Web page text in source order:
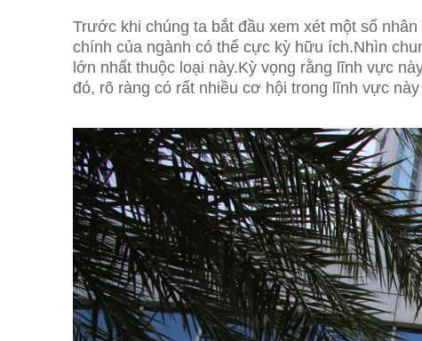
Trước khi chúng ta bắt đầu xem xét một số
chính của ngành có thể cực kỳ hữu ích.Nhìn
lớn nhất thuộc loại này.Kỳ vọng rằng lĩnh vực
đó, rõ ràng có rất nhiều cơ hội trong lĩnh vực